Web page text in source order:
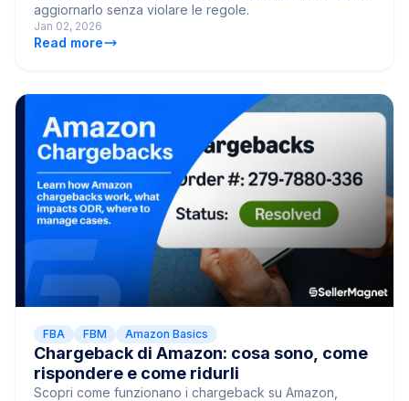
aggiornarlo senza violare le regole.
Jan 02, 2026
Read more
FBA FBM Amazon Basics
Chargeback di Amazon: cosa sono, come
rispondere e come ridurli
Scopri come funzionano i chargeback su Amazon,